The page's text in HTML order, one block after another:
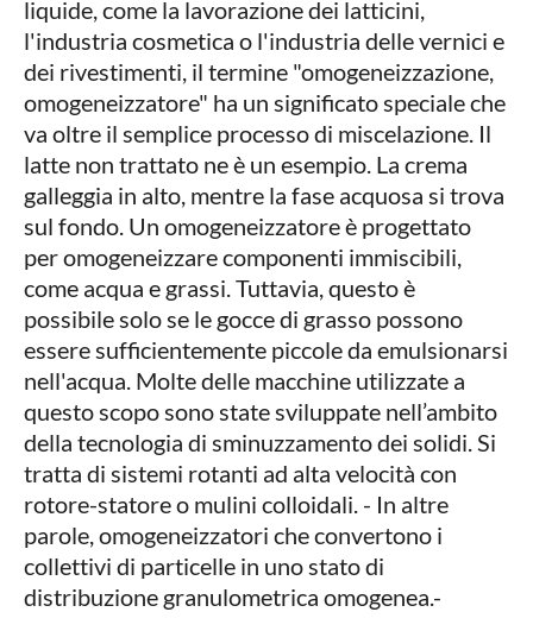
liquide, come la lavorazione dei latticini,
l'industria cosmetica o l'industria delle vernici e
dei rivestimenti, il termine "omogeneizzazione,
omogeneizzatore" ha un significato speciale che
va oltre il semplice processo di miscelazione. Il
latte non trattato ne è un esempio. La crema
galleggia in alto, mentre la fase acquosa si trova
sul fondo. Un omogeneizzatore è progettato
per omogeneizzare componenti immiscibili,
come acqua e grassi. Tuttavia, questo è
possibile solo se le gocce di grasso possono
essere sufficientemente piccole da emulsionarsi
nell'acqua. Molte delle macchine utilizzate a
questo scopo sono state sviluppate nell’ambito
della tecnologia di sminuzzamento dei solidi. Si
tratta di sistemi rotanti ad alta velocità con
rotore-statore o mulini colloidali. - In altre
parole, omogeneizzatori che convertono i
collettivi di particelle in uno stato di
distribuzione granulometrica omogenea.-